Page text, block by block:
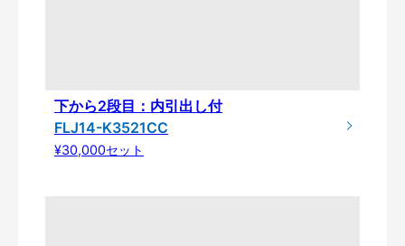
下から2段目：内引出し付
FLJ14-K3521CC
¥30,000セット